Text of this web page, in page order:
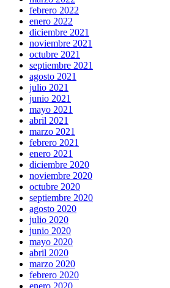
febrero 2022
enero 2022
diciembre 2021
noviembre 2021
octubre 2021
septiembre 2021
agosto 2021
julio 2021
junio 2021
mayo 2021
abril 2021
marzo 2021
febrero 2021
enero 2021
diciembre 2020
noviembre 2020
octubre 2020
septiembre 2020
agosto 2020
julio 2020
junio 2020
mayo 2020
abril 2020
marzo 2020
febrero 2020
enero 2020